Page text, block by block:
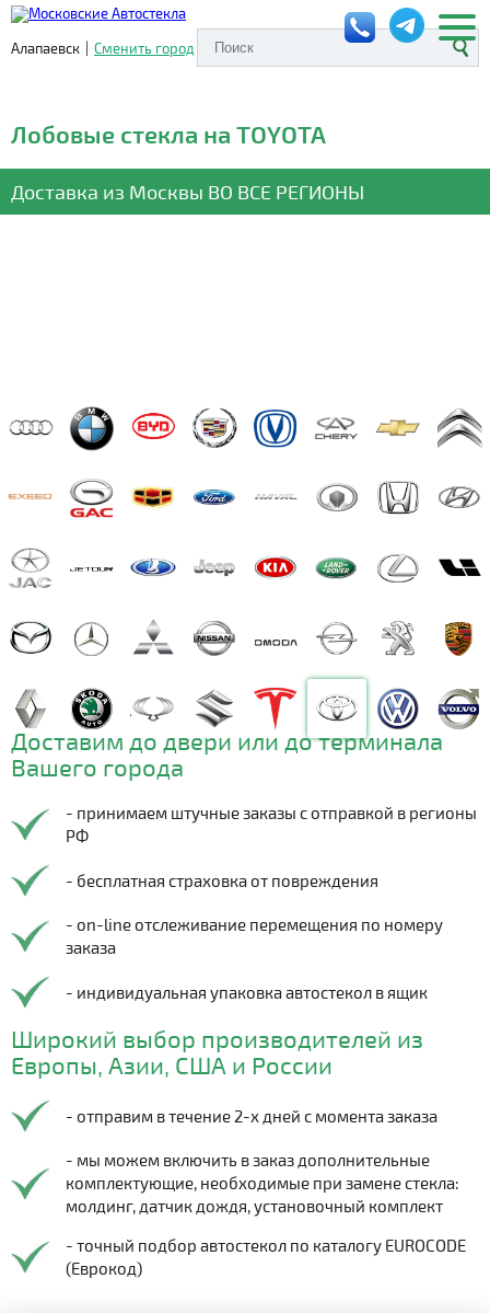
Алапаевск | Сменить город
Лобовые стекла на TOYOTA
Доставка из Москвы ВО ВСЕ РЕГИОНЫ
Доставим до двери или до терминала
Вашего города
- принимаем штучные заказы с отправкой в регионы
РФ
- бесплатная страховка от повреждения
- on-line отслеживание перемещения по номеру
заказа
- индивидуальная упаковка автостекол в ящик
Широкий выбор производителей из
Европы, Азии, США и России
- отправим в течение 2-х дней с момента заказа
- мы можем включить в заказ дополнительные
комплектующие, необходимые при замене стекла:
молдинг, датчик дождя, установочный комплект
- точный подбор автостекол по каталогу EUROCODE
(Еврокод)